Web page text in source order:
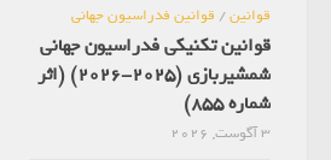
قوانین/ قوانین فدراسیون جهانی
قوانین تکنیکی فدراسیون جهانی
شمشیربازی (2025-2026) (اثر
شماره 855)
3 آگوست, 2026